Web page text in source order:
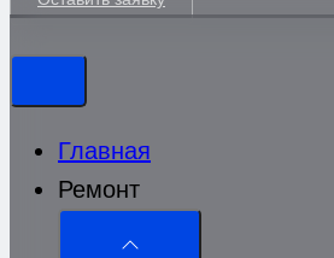
Главная
Ремонт